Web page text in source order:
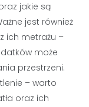
jakie są
jest również
ich metrażu –
może
przestrzeni.
– warto
oraz ich